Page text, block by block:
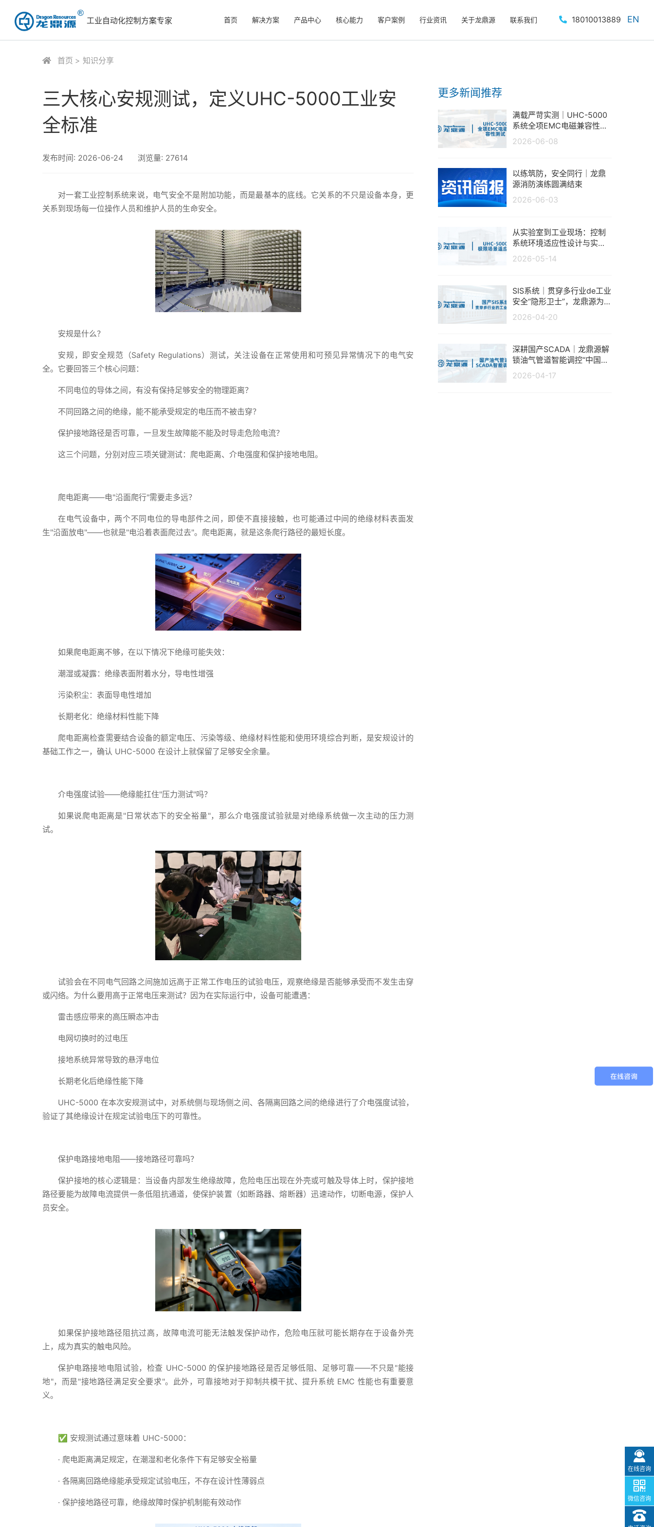
工业自动化控制方案专家 首页 解决方案 产品中心 核心能力 客户案例 行业资讯 关于龙鼎源 联系我们 18010013889 EN
首页 知识分享
三大核心安规测试，定义UHC-5000工业安
全标准
发布时间: 2026-06-24 浏览量: 27614
对一套工业控制系统来说，电气安全不是附加功能，而是最基本的底线。它关系的不只是设备本身，更
关系到现场每一位操作人员和维护人员的生命安全。
安规是什么？
安规，即安全规范（Safety Regulations）测试，关注设备在正常使用和可预见异常情况下的电气安
全。它要回答三个核心问题：
不同电位的导体之间，有没有保持足够安全的物理距离？
不同回路之间的绝缘，能不能承受规定的电压而不被击穿？
保护接地路径是否可靠，一旦发生故障能不能及时导走危险电流？
这三个问题，分别对应三项关键测试：爬电距离、介电强度和保护接地电阻。
爬电距离——电"沿面爬行"需要走多远？
在电气设备中，两个不同电位的导电部件之间，即使不直接接触，也可能通过中间的绝缘材料表面发
生"沿面放电"——也就是"电沿着表面爬过去"。爬电距离，就是这条爬行路径的最短长度。
如果爬电距离不够，在以下情况下绝缘可能失效：
潮湿或凝露：绝缘表面附着水分，导电性增强
污染积尘：表面导电性增加
长期老化：绝缘材料性能下降
爬电距离检查需要结合设备的额定电压、污染等级、绝缘材料性能和使用环境综合判断，是安规设计的
基础工作之一，确认 UHC-5000 在设计上就保留了足够安全余量。
介电强度试验——绝缘能扛住"压力测试"吗？
如果说爬电距离是"日常状态下的安全裕量"，那么介电强度试验就是对绝缘系统做一次主动的压力测
试。
试验会在不同电气回路之间施加远高于正常工作电压的试验电压，观察绝缘是否能够承受而不发生击穿
或闪络。为什么要用高于正常电压来测试？因为在实际运行中，设备可能遭遇：
雷击感应带来的高压瞬态冲击
电网切换时的过电压
接地系统异常导致的悬浮电位
长期老化后绝缘性能下降
UHC-5000 在本次安规测试中，对系统侧与现场侧之间、各隔离回路之间的绝缘进行了介电强度试验，
验证了其绝缘设计在规定试验电压下的可靠性。
保护电路接地电阻——接地路径可靠吗？
保护接地的核心逻辑是：当设备内部发生绝缘故障，危险电压出现在外壳或可触及导体上时，保护接地
路径要能为故障电流提供一条低阻抗通道，使保护装置（如断路器、熔断器）迅速动作，切断电源，保护人
员安全。
如果保护接地路径阻抗过高，故障电流可能无法触发保护动作，危险电压就可能长期存在于设备外壳
上，成为真实的触电风险。
保护电路接地电阻试验，检查 UHC-5000 的保护接地路径是否足够低阻、足够可靠——不只是"能接
地"，而是"接地路径满足安全要求"。此外，可靠接地对于抑制共模干扰、提升系统 EMC 性能也有重要意
义。
✅ 安规测试通过意味着 UHC-5000：
· 爬电距离满足规定，在潮湿和老化条件下有足够安全裕量
· 各隔离回路绝缘能承受规定试验电压，不存在设计性薄弱点
· 保护接地路径可靠，绝缘故障时保护机制能有效动作
更多新闻推荐
满载严苛实测｜UHC-5000
系统全项EMC电磁兼容性测
试报告
2026-06-08
以练筑防，安全同行｜龙鼎
源消防演练圆满结束
2026-06-03
从实验室到工业现场：控制
系统环境适应性设计与实测
分析
2026-05-14
SIS系统｜贯穿多行业de工业
安全“隐形卫士”，龙鼎源为
生产保驾护航
2026-04-20
深耕国产SCADA｜龙鼎源解
锁油气管道智能调控“中国方
案”
2026-04-17
在线咨询
微信咨询